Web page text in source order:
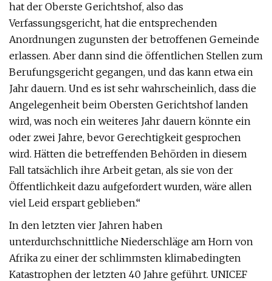
hat der Oberste Gerichtshof, also das
Verfassungsgericht, hat die entsprechenden
Anordnungen zugunsten der betroffenen Gemeinde
erlassen. Aber dann sind die öffentlichen Stellen zum
Berufungsgericht gegangen, und das kann etwa ein
Jahr dauern. Und es ist sehr wahrscheinlich, dass die
Angelegenheit beim Obersten Gerichtshof landen
wird, was noch ein weiteres Jahr dauern könnte ein
oder zwei Jahre, bevor Gerechtigkeit gesprochen
wird. Hätten die betreffenden Behörden in diesem
Fall tatsächlich ihre Arbeit getan, als sie von der
Öffentlichkeit dazu aufgefordert wurden, wäre allen
viel Leid erspart geblieben.“
In den letzten vier Jahren haben
unterdurchschnittliche Niederschläge am Horn von
Afrika zu einer der schlimmsten klimabedingten
Katastrophen der letzten 40 Jahre geführt. UNICEF